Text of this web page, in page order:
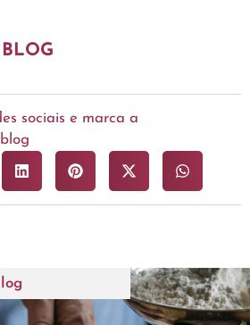
sociais e marca a